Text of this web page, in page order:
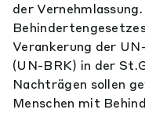
der
Verankerung der
(UN-BRK) in der
Nachträgen sollen
Menschen mit